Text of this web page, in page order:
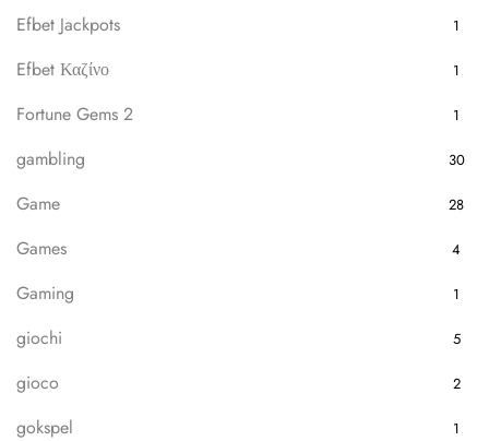
Efbet Jackpots 1
Efbet Καζίνο 1
Fortune Gems 2 1
gambling 30
Game 28
Games 4
Gaming 1
giochi 5
gioco 2
gokspel 1